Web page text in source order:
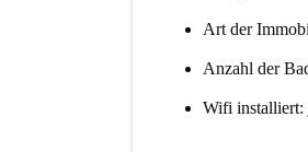
Art der
Anzahl der
Wifi installiert: